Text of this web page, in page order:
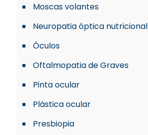
Moscas volantes
Neuropatia óptica nutricional
Óculos
Oftalmopatia de Graves
Pinta ocular
Plástica ocular
Presbiopia